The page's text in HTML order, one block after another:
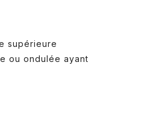
supérieure
ou ondulée ayant